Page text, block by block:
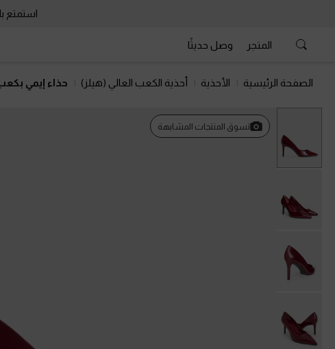
استمتع
المتجر وصل حديثًا
الصفحة الرئيسية الأحذية أحذية الكعب العالي (هيلز) حذاء إيمي
تسوق المنتجات المشابهة